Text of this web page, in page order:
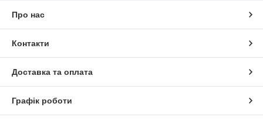
Про нас
Контакти
Доставка та оплата
Графік роботи